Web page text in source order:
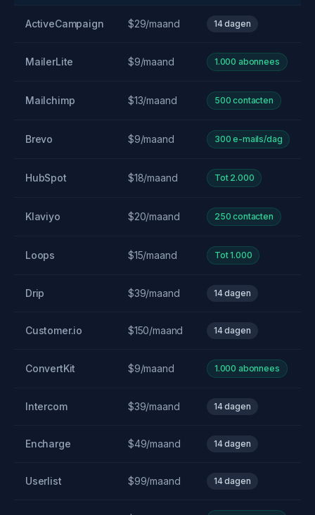
ActiveCampaign $29/maand 14 dagen
MailerLite $9/maand 1.000 abonnees
Mailchimp $13/maand 500 contacten
Brevo $9/maand 300 e-mails/dag
HubSpot $18/maand Tot 2.000
Klaviyo $20/maand 250 contacten
Loops $15/maand Tot 1.000
Drip $39/maand 14 dagen
Customer.io $150/maand 14 dagen
ConvertKit $9/maand 1.000 abonnees
Intercom $39/maand 14 dagen
Encharge $49/maand 14 dagen
Userlist $99/maand 14 dagen